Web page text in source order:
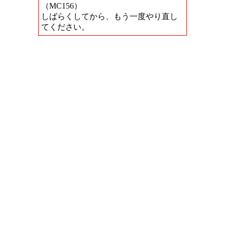
（MC156）
しばらくしてから、もう一度やり直し
てください。